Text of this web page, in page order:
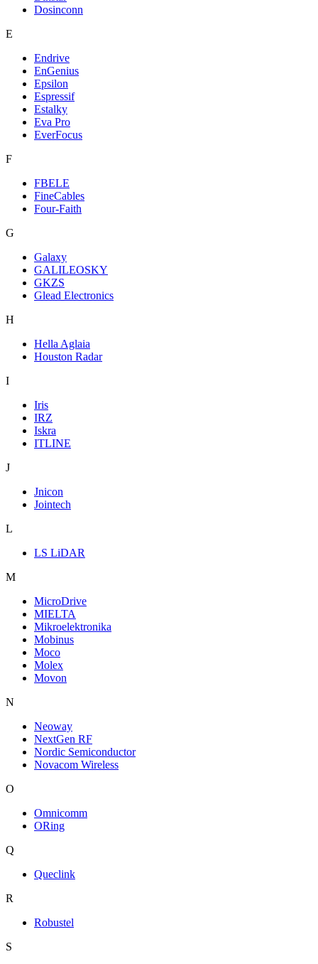
Dosinconn
E
Endrive
EnGenius
Epsilon
Espressif
Estalky
Eva Pro
EverFocus
F
FBELE
FineCables
Four-Faith
G
Galaxy
GALILEOSKY
GKZS
Glead Electronics
H
Hella Aglaia
Houston Radar
I
Iris
IRZ
Iskra
ITLINE
J
Jnicon
Jointech
L
LS LiDAR
M
MicroDrive
MIELTA
Mikroelektronika
Mobinus
Moco
Molex
Movon
N
Neoway
NextGen RF
Nordic Semiconductor
Novacom Wireless
O
Omnicomm
ORing
Q
Queclink
R
Robustel
S